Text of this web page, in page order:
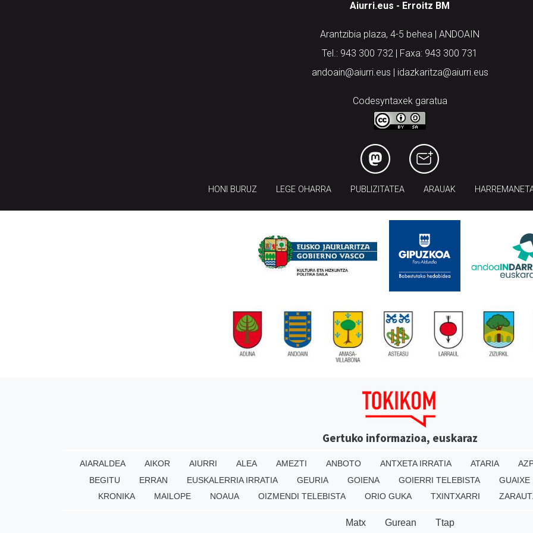
Aiurri.eus - Erroitz BM
Arantzibia plaza, 4-5 behea | ANDOAIN
Tel.: 943 300 732 | Faxa: 943 300 731
andoain@aiurri.eus | idazkaritza@aiurri.eus
Codesyntaxek garatua
HONI BURUZ LEGE OHARRA PUBLIZITATEA ARAUAK
Gertuko informazioa, euskaraz
AIARALDEA AIKOR AIURRI ALEA AMEZTI ANBOTO ANTXETA IRRATIA ATARIA
BEGITU
ERRAN EUSKALERRIA IRRATIA GEURIA GOIENA GOIERRI TELEBISTA GUAIXE
KRONIKA
MAILOPE NOAUA OIZMENDI TELEBISTA ORIO GUKA TXINTXARRI
Matx Gurean Ttap